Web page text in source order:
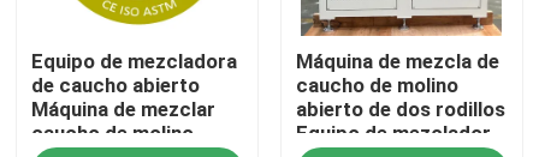
Noticias
Casos
Equipo de mezcladora
de caucho abierto
Máquina de mezclar
caucho de molino
Máquina de mezcla de
caucho de molino
abierto de dos rodillos
Equipo de mezclador